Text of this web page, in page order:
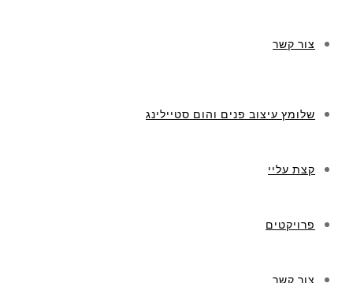
צור קשר
שלומץ עיצוב פנים והום סטיילינג
קצת עליי
פרויקטים
צור קשר